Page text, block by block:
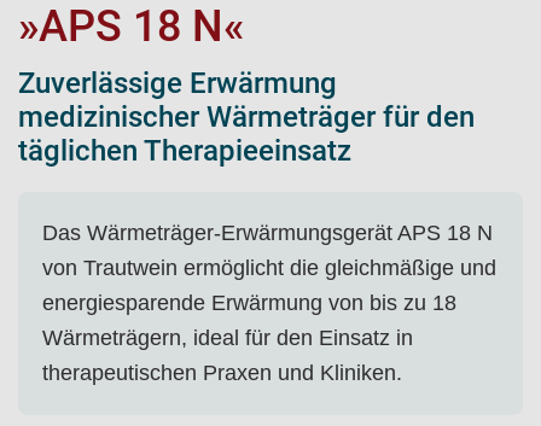
»APS 18 N«
Zuverlässige Erwärmung
medizinischer Wärmeträger für den
täglichen Therapieeinsatz
Das Wärmeträger-Erwärmungsgerät APS 18 N
von Trautwein ermöglicht die gleichmäßige und
energiesparende Erwärmung von bis zu 18
Wärmeträgern, ideal für den Einsatz in
therapeutischen Praxen und Kliniken.